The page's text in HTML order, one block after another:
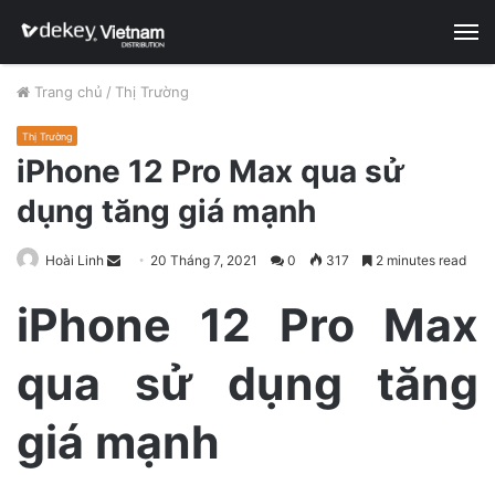
Trang chủ / Thị Trường
Thị Trường
iPhone 12 Pro Max qua sử
dụng tăng giá mạnh
Hoài Linh
n
d
m
20 Tháng 7, 2021 0 317 2 minutes read
iPhone 12 Pro Max
qua sử dụng tăng
giá mạnh